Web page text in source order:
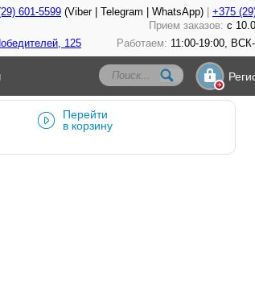
601-5599 (Viber | Telegram | WhatsApp)
+375
Прием заказов: с
125 Работаем: 11:00-19:00,
Перейти
в корзину